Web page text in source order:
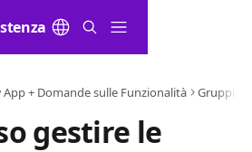
App + Domande sulle Funzionalità Gruppi
gestire le